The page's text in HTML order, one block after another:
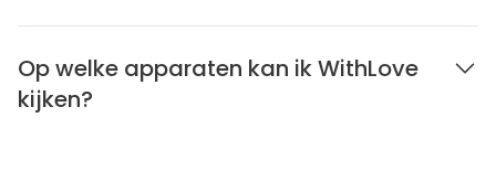
Op welke apparaten kan ik WithLove
kijken?